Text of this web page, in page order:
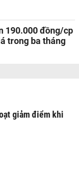
190.000 đồng/cp
trong ba tháng
giảm điểm khi